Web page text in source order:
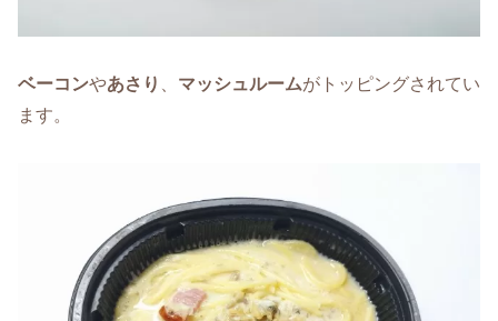
ベーコンやあさり マッシュルームがトッピングされてい
ます。